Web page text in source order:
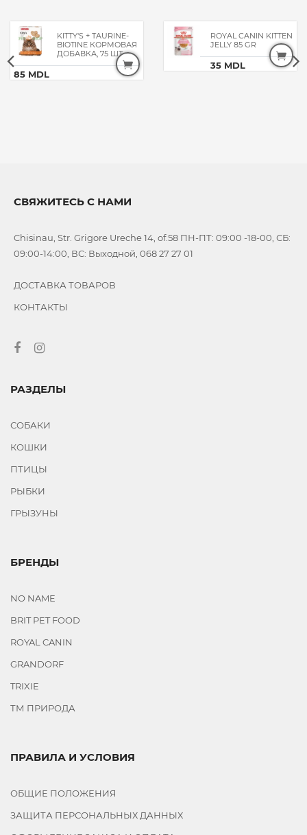
KITTY'S + TAURINE-
BIOTINE КОРМОВАЯ
ДОБАВКА, 75 ШТ
85 MDL
ROYAL CANIN KITTEN
JELLY 85 GR
35 MDL
СВЯЖИТЕСЬ С НАМИ
Chisinau, Str. Grigore Ureche 14, of.58 ПН-ПТ: 09:00 -18-00, СБ:
09:00-14:00, ВС: Выходной, 068 27 27 01
ДОСТАВКА ТОВАРОВ
КОНТАКТЫ
РАЗДЕЛЫ
СОБАКИ
КОШКИ
ПТИЦЫ
РЫБКИ
ГРЫЗУНЫ
БРЕНДЫ
NO NAME
BRIT PET FOOD
ROYAL CANIN
GRANDORF
TRIXIE
ТМ ПРИРОДА
ПРАВИЛА И УСЛОВИЯ
ОБЩИЕ ПОЛОЖЕНИЯ
ЗАЩИТА ПЕРСОНАЛЬНЫХ ДАННЫХ